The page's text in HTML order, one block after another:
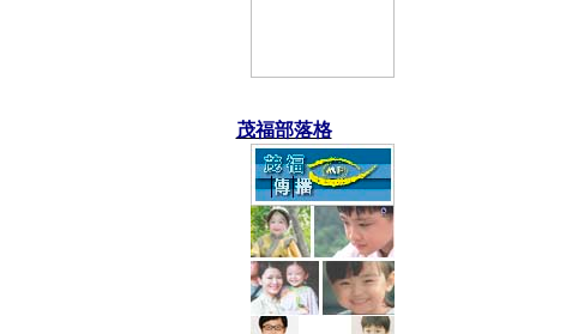
茂福部落格